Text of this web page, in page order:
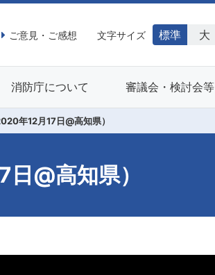
ご意見・ご感想 文字サイズ 標準 大
消防庁について 審議会・検討会等
年12月17日@高知県）
@高知県）